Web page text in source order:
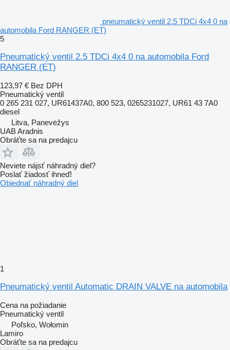
pneumatický ventil 2.5 TDCi 4x4 0 na
automobila Ford RANGER (ET)
5
Pneumatický ventil 2.5 TDCi 4x4 0 na automobila Ford
RANGER (ET)
123,97 € Bez DPH
Pneumatický ventil
0 265 231 027, UR61437A0, 800 523, 0265231027, UR61 43 7A0
diesel
Litva, Panevėžys
UAB Aradnis
Obráťte sa na predajcu
Neviete nájsť náhradný diel?
Poslať žiadosť ihneď!
Objednať náhradný diel
1
Pneumatický ventil Automatic DRAIN VALVE na automobila
Cena na požiadanie
Pneumatický ventil
Poľsko, Wołomin
Lamiro
Obráťte sa na predajcu